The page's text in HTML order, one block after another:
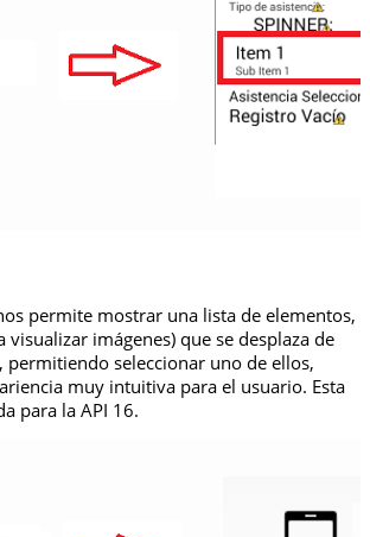
permite mostrar una lista de elementos,
imágenes) que se desplaza de
permitiendo seleccionar uno de ellos,
muy intuitiva para el usuario. Esta
para la API 16.